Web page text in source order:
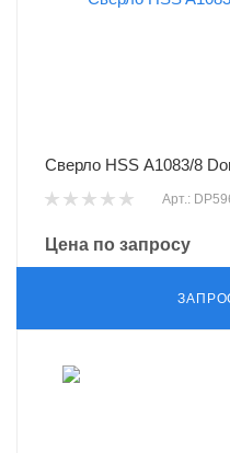
Сверло HSS A1083/8
Арт.:
Цена по запросу